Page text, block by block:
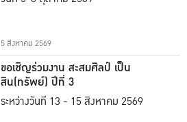
5 สิงหาคม 2569
ขอเชิญร่วมงาน สะสมศิลป์ เป็น
สิน(ทรัพย์) ปีที่ 3
ระหว่างวันที่ 13 - 15 สิงหาคม 2569